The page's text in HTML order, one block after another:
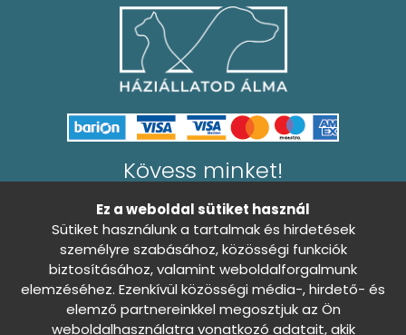
Vitaminok
Szín szerint
Aqua
Átlátszó
Avokádó
Barack
Mutass többet
Kövess minket!
Általános Szerződési Feltételek
Adatkezelési tájékoztató
Ez a weboldal sütiket használ
Sütiket használunk a tartalmak és hirdetések
személyre szabásához, közösségi funkciók
biztosításához, valamint weboldalforgalmunk
elemzéséhez. Ezenkívül közösségi média-, hirdető- és
elemző partnereinkkel megosztjuk az Ön
weboldalhasználatra vonatkozó adatait, akik